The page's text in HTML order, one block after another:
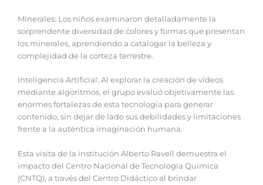
Minerales: Los niños examinaron detalladamente la
sorprendente diversidad de colores y formas que presentan
los minerales, aprendiendo a catalogar la belleza y
complejidad de la corteza terrestre.
Inteligencia Artificial: Al explorar la creación de vídeos
mediante algoritmos, el grupo evaluó objetivamente las
enormes fortalezas de esta tecnología para generar
contenido, sin dejar de lado sus debilidades y limitaciones
frente a la auténtica imaginación humana.
Esta visita de la institución Alberto Ravell demuestra el
impacto del Centro Nacional de Tecnología Química
(CNTQ), a través del Centro Didáctico al brindar